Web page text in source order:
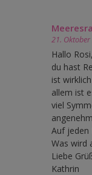
21.
Hallo Rosi,
du hast
ist
allem ist
viel
Auf jeden
Was wird
Liebe
Kathrin